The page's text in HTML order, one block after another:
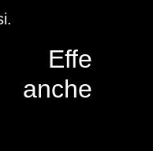
Effe
anche